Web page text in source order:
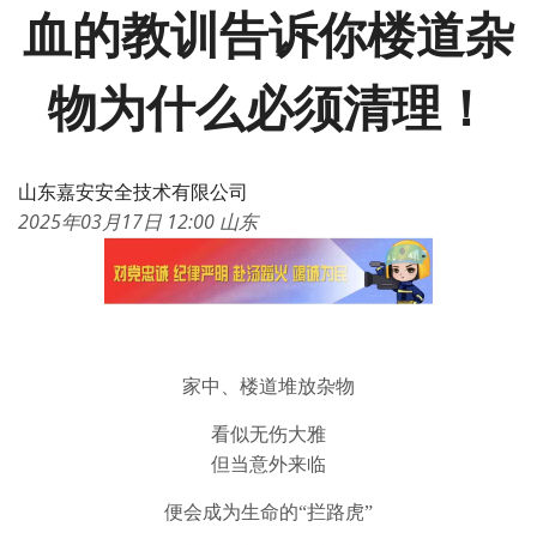
血的教训告诉你楼道杂
物为什么必须清理！
山东嘉安安全技术有限公司
2025年03月17日 12:00 山东
家中、楼道堆放杂物
看似无伤大雅
但当意外来临
便会成为生命的“拦路虎”